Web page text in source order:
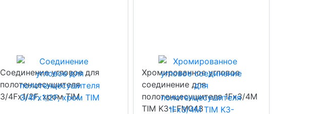
Соединение угловое для
полотенцесушителя
3/4Fx1/2F, хром TIM
Хромированное угловое
соединение для
полотенцесушителя 1Fx3/4M
TIM K3-LFM043